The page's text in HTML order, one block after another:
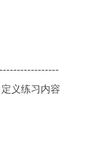
定义练习内容